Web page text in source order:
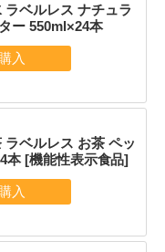
ラベルレス ナチュラ
ー 550ml×24本
ベルレス お茶 ペッ
本 [機能性表示食品]